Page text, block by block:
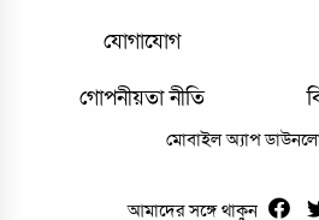
যোগাযোগ
গোপনীয়তা নীতি
মোবাইল অ্যাপ
আমাদের সঙ্গে থাকুন